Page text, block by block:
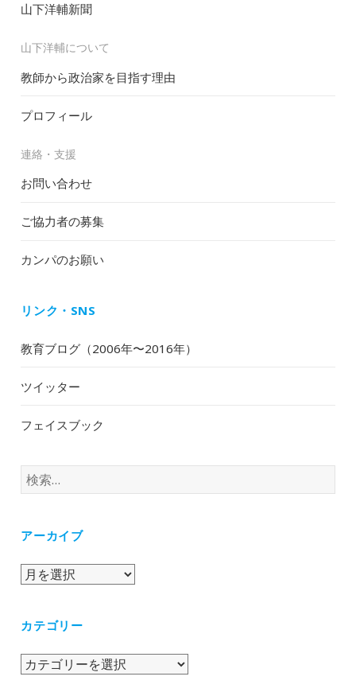
山下洋輔新聞
山下洋輔について
教師から政治家を目指す理由
プロフィール
連絡・支援
お問い合わせ
ご協力者の募集
カンパのお願い
リンク・SNS
教育ブログ（2006年〜2016年）
ツイッター
フェイスブック
検
索:
アーカイブ
ア
イ
カテゴリー
カ